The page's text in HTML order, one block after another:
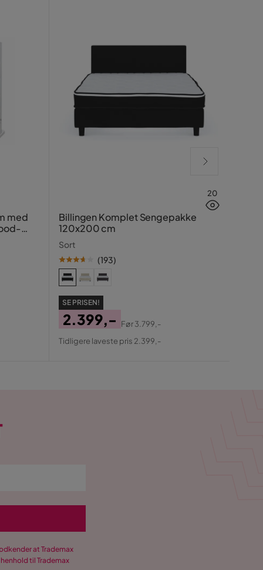
med
20
Billingen Komplet Sengepakke
120x200 cm
Sort
(193)
SE PRISEN!
Pris
2.399,-
Original
Før3.799,-
Tidligere laveste pris 2.399,-
at Trademax
til Trademax